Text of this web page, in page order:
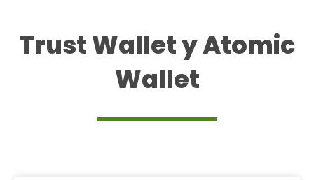
Trust Wallet y Atomic
Wallet